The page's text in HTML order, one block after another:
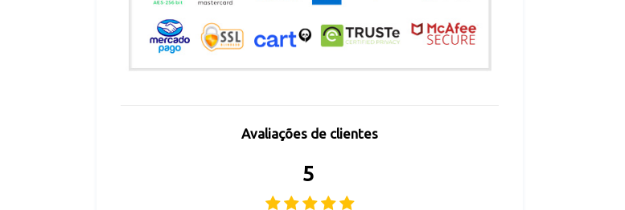
Avaliações de clientes
5